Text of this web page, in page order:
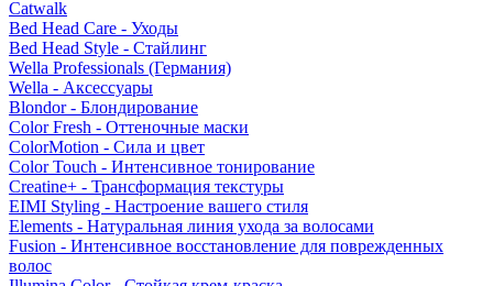
Catwalk
Bed Head Care - Уходы
Bed Head Style - Стайлинг
Wella Professionals (Германия)
Wella - Аксессуары
Blondor - Блондирование
Color Fresh - Оттеночные маски
ColorMotion - Сила и цвет
Color Touch - Интенсивное тонирование
Creatine+ - Трансформация текстуры
EIMI Styling - Настроение вашего стиля
Elements - Натуральная линия ухода за волосами
Fusion - Интенсивное восстановление для поврежденных
волос